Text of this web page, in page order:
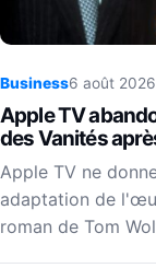
Business6 août
Apple TV
des Vanités
Apple TV ne
adaptation de
roman de Tom